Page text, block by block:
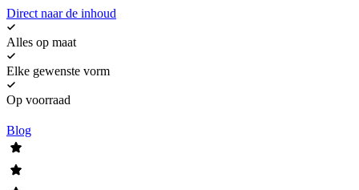
Direct naar de inhoud
Alles op maat
Elke gewenste vorm
Op voorraad
Blog